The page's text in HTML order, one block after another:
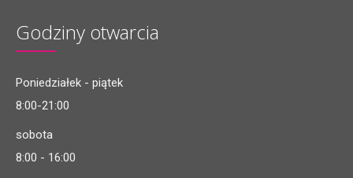
Godziny otwarcia
Poniedziałek - piątek
8:00-21:00
sobota
8:00 - 16:00